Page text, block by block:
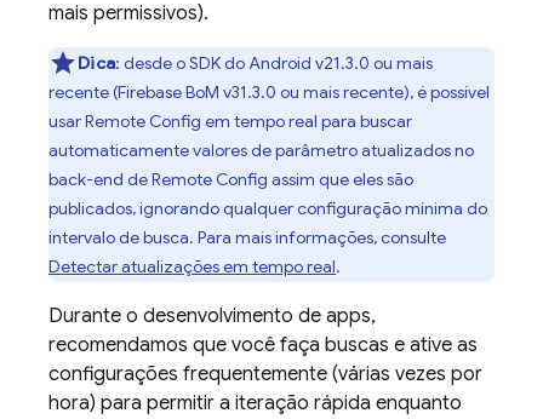
mais permissivos).
Dica: desde o SDK do Android v21.3.0 ou mais
recente (Firebase BoM v31.3.0 ou mais recente), é possível
usarRemote Config em tempo real para buscar
automaticamente valores de parâmetro atualizados no
back-end deRemote Config assim que eles são
publicados, ignorando qualquer configuração mínima do
intervalo de busca. Para mais informações, consulte
Detectar atualizações em tempo real.
Durante o desenvolvimento de apps,
recomendamos que você faça buscas e ative as
configurações frequentemente (várias vezes por
hora) para permitir a iteração rápida enquanto